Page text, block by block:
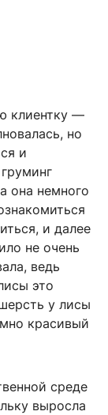
клиентку —
но
и
она немного
и далее
не очень
ведь
это
у лисы
красивый
среде
выросла